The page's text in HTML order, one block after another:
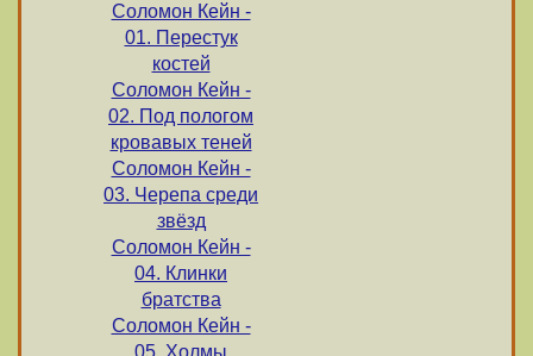
Соломон Кейн -
01. Перестук
костей
Соломон Кейн -
02. Под пологом
кровавых теней
Соломон Кейн -
03. Черепа среди
звёзд
Соломон Кейн -
04. Клинки
братства
Соломон Кейн -
05. Холмы